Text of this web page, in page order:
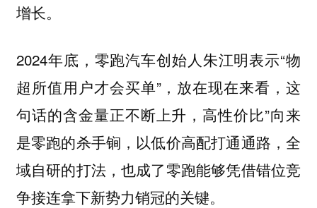
增长。
2024年底，零跑汽车创始人朱江明表示“物
超所值用户才会买单”，放在现在来看，这
句话的含金量正不断上升，高性价比”向来
是零跑的杀手锏，以低价高配打通通路，全
域自研的打法，也成了零跑能够凭借错位竞
争接连拿下新势力销冠的关键。